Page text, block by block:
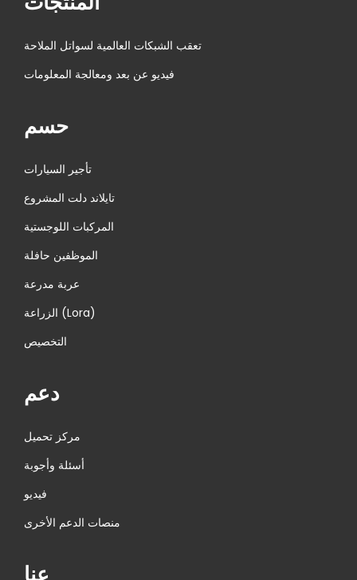
تعقب الشبكات العالمية لسواتل الملاحة
فيديو عن بعد ومعالجة المعلومات
حسم
تأجير السيارات
تايلاند دلت المشروع
المركبات اللوجستية
الموظفين حافلة
عربة مدرعة
الزراعة (Lora)
التخصيص
دعم
مركز تحميل
أسئلة وأجوبة
فيديو
منصات الدعم الأخرى